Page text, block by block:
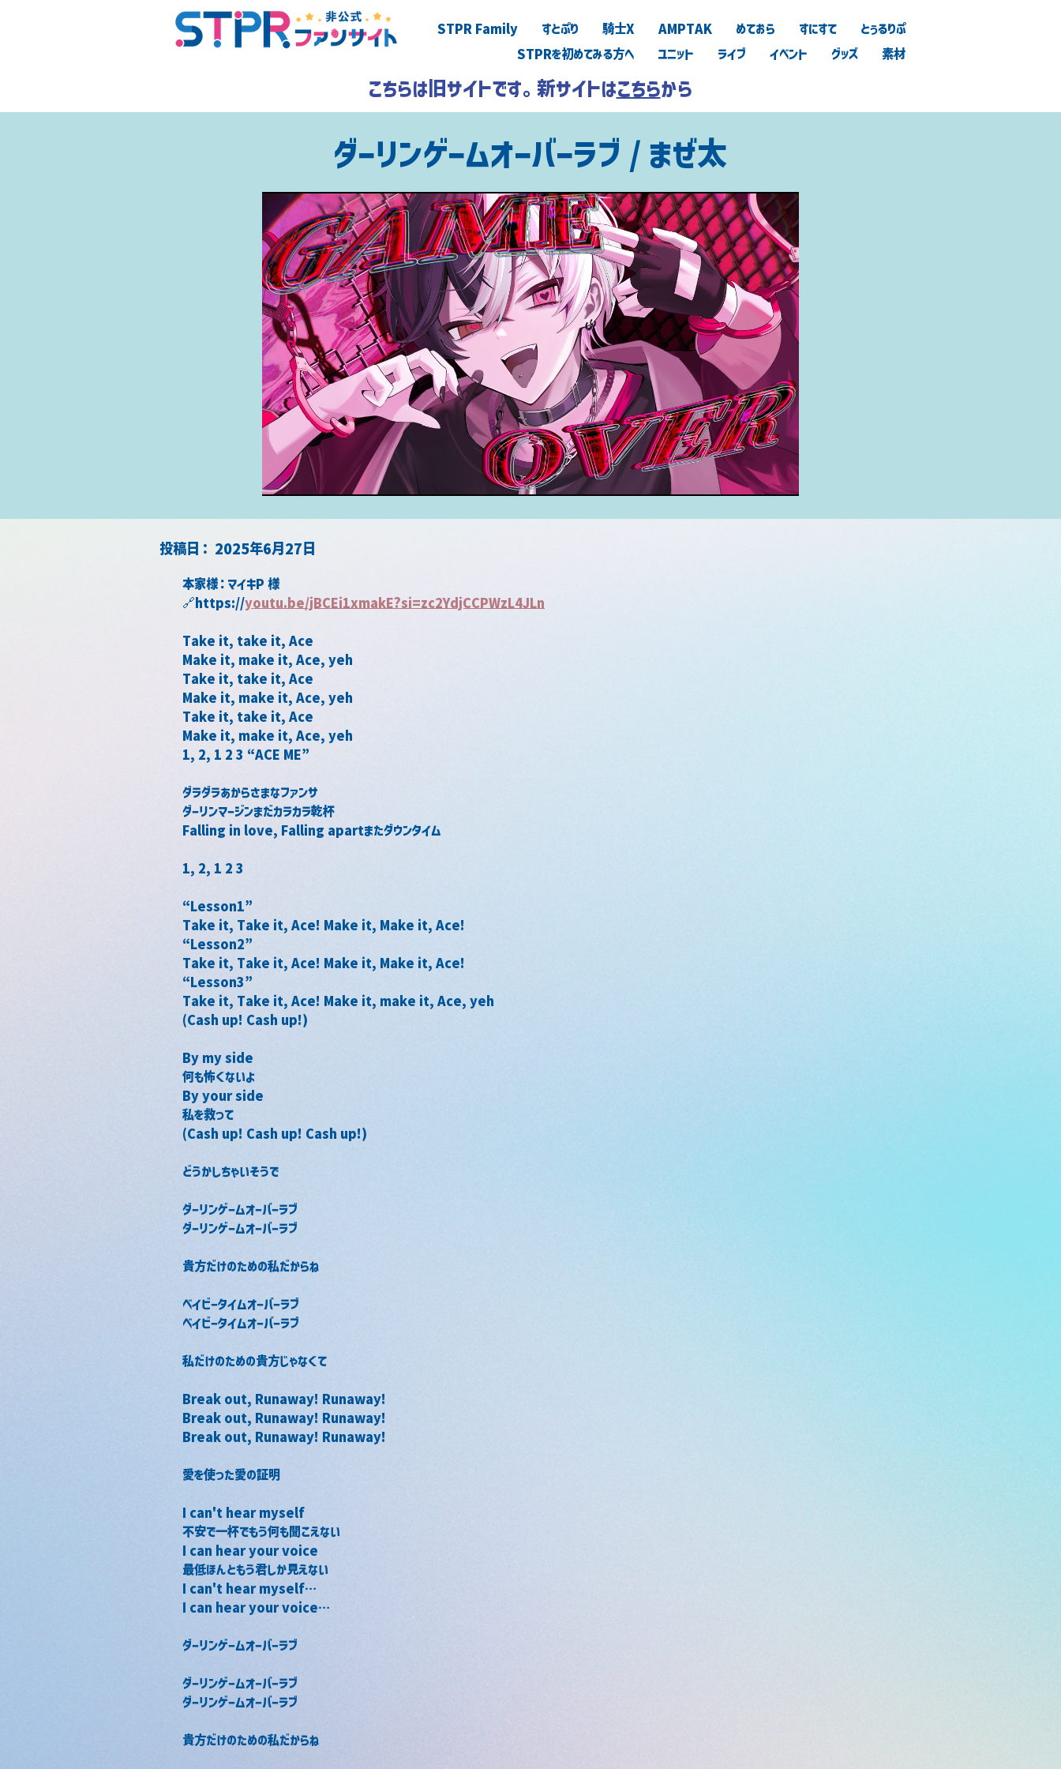
STPR Family すとぷり 騎士X AMPTAK めておら すにすて
とぅるりぷ
STPRを初めてみる方へ
ユニット ライブ イベント グッズ 素材
こちらは旧サイトです。新サイトはこちらから
ダーリンゲームオーバーラブ / まぜ太
2025年6月27日
​投稿日：
本家様：マイキP 様
🔗https://youtu.be/jBCEi1xmakE?si=zc2YdjCCPWzL4JLn
Take it, take it, Ace
Make it, make it, Ace, yeh
Take it, take it, Ace
Make it, make it, Ace, yeh
Take it, take it, Ace
Make it, make it, Ace, yeh
1, 2, 1 2 3 “ACE ME”
ダラダラあからさまなファンサ
ダーリンマージンまだカラカラ乾杯
Falling in love, Falling apartまたダウンタイム
1, 2, 1 2 3
“Lesson1”
Take it, Take it, Ace! Make it, Make it, Ace!
“Lesson2”
Take it, Take it, Ace! Make it, Make it, Ace!
“Lesson3”
Take it, Take it, Ace! Make it, make it, Ace, yeh
(Cash up! Cash up!)
By my side
何も怖くないよ
By your side
私を救って
(Cash up! Cash up! Cash up!)
どうかしちゃいそうで
ダーリンゲームオーバーラブ
ダーリンゲームオーバーラブ
貴方だけのための私だからね
ベイビータイムオーバーラブ
ベイビータイムオーバーラブ
私だけのための貴方じゃなくて
Break out, Runaway! Runaway!
Break out, Runaway! Runaway!
Break out, Runaway! Runaway!
愛を使った愛の証明
I can't hear myself
不安で一杯でもう何も聞こえない
I can hear your voice
最低ほんともう君しか見えない
I can't hear myself…
I can hear your voice…
ダーリンゲームオーバーラブ
ダーリンゲームオーバーラブ
ダーリンゲームオーバーラブ
貴方だけのための私だからね